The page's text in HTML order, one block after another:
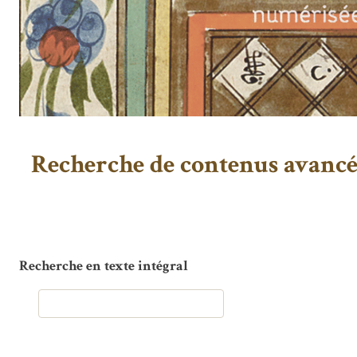
Recherche de contenus
Recherche en texte intégral